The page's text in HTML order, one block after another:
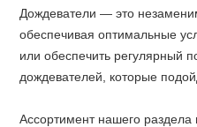
Дождеватели — это
обеспечивая оптимальные
или обеспечить регулярный
дождевателей, которые
Ассортимент нашего